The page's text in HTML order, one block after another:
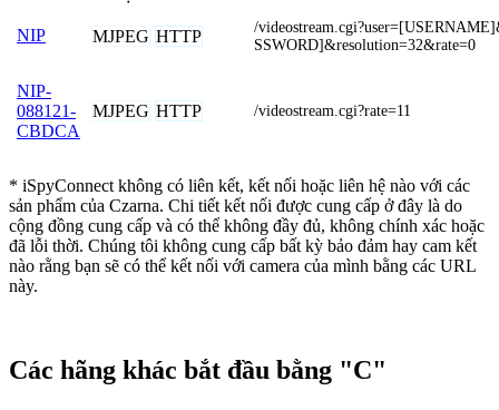
NIP MJPEG HTTP
/
SSWORD]&resolution=32&rate=0
NIP-
088121-
CBDCA
MJPEG HTTP /videostream.cgi?rate=11
* iSpyConnect không có liên kết, kết nối hoặc liên hệ nào với các
sản phẩm của Czarna. Chi tiết kết nối được cung cấp ở đây là do
cộng đồng cung cấp và có thể không đầy đủ, không chính xác hoặc
đã lỗi thời. Chúng tôi không cung cấp bất kỳ bảo đảm hay cam kết
nào rằng bạn sẽ có thể kết nối với camera của mình bằng các URL
này.
Các hãng khác bắt đầu bằng "C"